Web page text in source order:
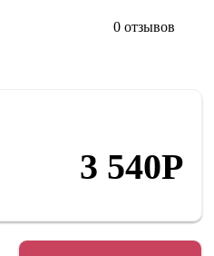
0 отзывов
3 540Р